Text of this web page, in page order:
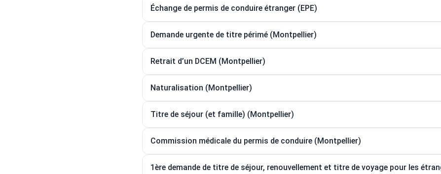
Échange de permis de conduire étranger (EPE)
Demande urgente de titre périmé (Montpellier)
Retrait d’un DCEM (Montpellier)
Naturalisation (Montpellier)
Titre de séjour (et famille) (Montpellier)
Commission médicale du permis de conduire (Montpellier)
1ère demande de titre de séjour, renouvellement et titre de voyage pour les